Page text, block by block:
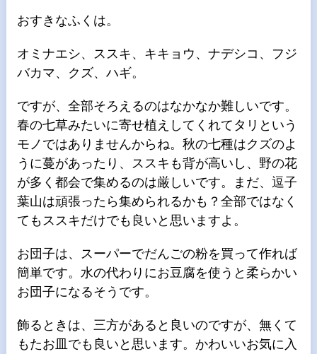
おすきなふくは。
オミナエシ、ススキ、キキョウ、ナデシコ、フジ
バカマ、クズ、ハギ。
ですが、全部そろえるのはなかなか難しいです。
春の七草みたいに寄せ植えしてくれてタリという
モノではありませんからね。秋の七種はクズのよ
うに蔓があったり、ススキも背が高いし、野の花
が多く都会で集めるのは厳しいです。まだ、逗子
葉山は頑張ったら集められるかも？全部ではなく
てもススキだけでも良いと思いますよ。
お団子は、スーパーでだんごの粉を買って作れば
簡単です。水の代わりにお豆腐を使うと柔らかい
お団子になるそうです。
飾るときは、三方があると良いのですが、無くて
もたお皿でも良いと思います。かわいいお気に入